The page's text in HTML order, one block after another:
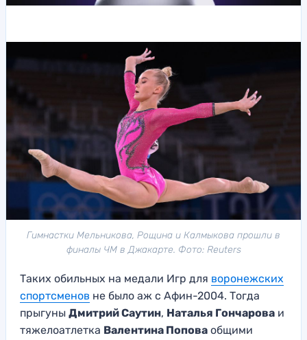
Гимнастки Мельникова, Рощина и Калмыкова прошли в
финалы ЧМ в Джакарте. Фото: Reuters
Таких обильных на медали Игр для воронежских
спортсменов не было аж с Афин-2004. Тогда
прыгуны Дмитрий Саутин, Наталья Гончарова и
тяжелоатлетка Валентина Попова общими